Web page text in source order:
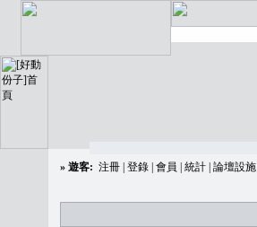
» 遊客: 注冊 登錄 會員 統計 論壇設施